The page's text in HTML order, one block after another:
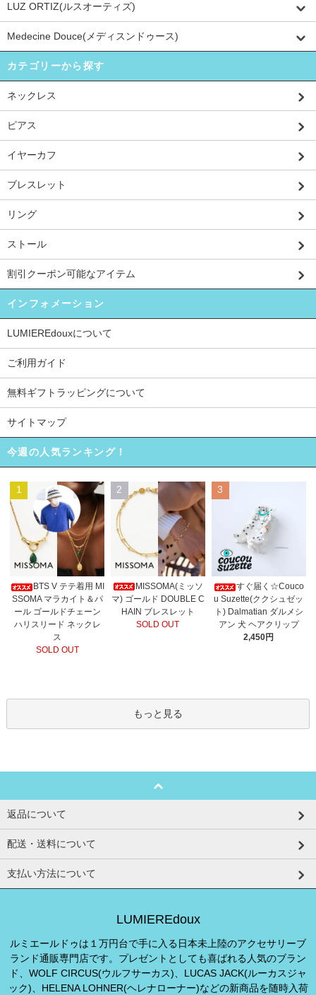
LUZ ORTIZ(ルスオーティズ)
Medecine Douce(メディスンドゥース)
カテゴリーから探す
ネックレス
ピアス
イヤーカフ
ブレスレット
リング
ストール
割引クーポン可能なアイテム
インフォメーション
LUMIEREdouxについて
ご利用ガイド
無料ギフトラッピングについて
サイトマップ
今週の人気ランキング！
1
BTS V テテ着用 MI
SSOMA マラカイト＆パ
ール ゴールドチェーン
ハリスリード ネックレ
ス
SOLD OUT
2
MISSOMA(ミッソ
マ) ゴールド DOUBLE C
HAIN ブレスレット
SOLD OUT
3
すぐ届く☆Couco
u Suzette(ククシュゼッ
ト) Dalmatian ダルメシ
アン 犬 ヘアクリップ
2,450円
もっと見る
返品について
配送・送料について
支払い方法について
LUMIEREdoux
ルミエールドゥは１万円台で手に入る日本未上陸のアクセサリーブ
ランド通販専門店です。プレゼントとしても喜ばれる人気のブラン
ド、WOLF CIRCUS(ウルフサーカス)、LUCAS JACK(ルーカスジャ
ック)、HELENA LOHNER(ヘレナローナー)などの新商品を随時入荷